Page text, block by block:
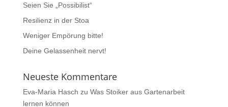
Seien Sie „Possibilist“
Resilienz in der Stoa
Weniger Empörung bitte!
Deine Gelassenheit nervt!
Neueste Kommentare
Eva-Maria Hasch zu Was Stoiker aus Gartenarbeit
lernen können